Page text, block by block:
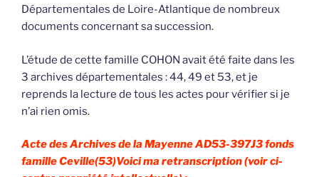
Départementales de Loire-Atlantique de nombreux
documents concernant sa succession.
L’étude de cette famille COHON avait été faite dans les
3 archives départementales : 44, 49 et 53, et je
reprends la lecture de tous les actes pour vérifier si je
n’ai rien omis.
Acte des Archives de la Mayenne AD53-397J3 fonds
famille Ceville(53)Voici ma retranscription (voir ci-